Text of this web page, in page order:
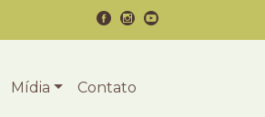
Mídia Contato